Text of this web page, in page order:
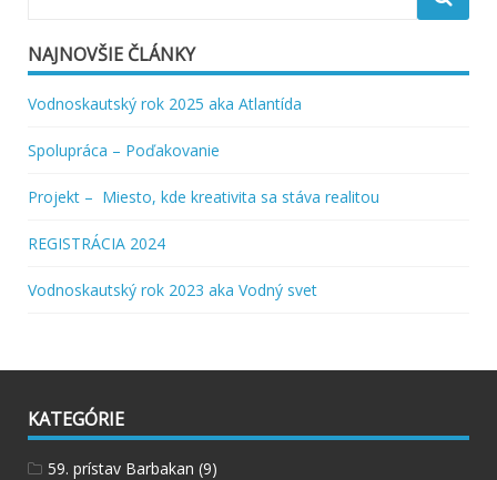
NAJNOVŠIE ČLÁNKY
Vodnoskautský rok 2025 aka Atlantída
Spolupráca – Poďakovanie
Projekt – Miesto, kde kreativita sa stáva realitou
REGISTRÁCIA 2024
Vodnoskautský rok 2023 aka Vodný svet
KATEGÓRIE
59. prístav Barbakan (9)